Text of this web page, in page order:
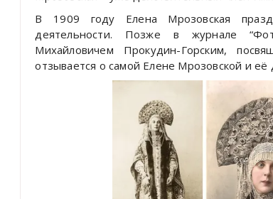
В 1909 году Елена Мрозовская
деятельности. Позже в журнале
Михайловичем Прокудин-Горским,
отзывается о самой Елене Мрозовской и